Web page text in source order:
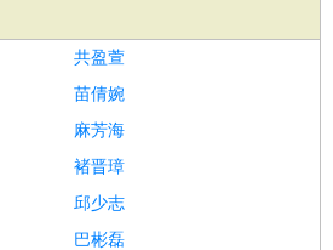
共盈萱
苗倩婉
麻芳海
褚晋璋
邱少志
巴彬磊